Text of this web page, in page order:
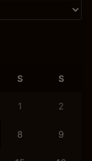
S S
1 2
8 9